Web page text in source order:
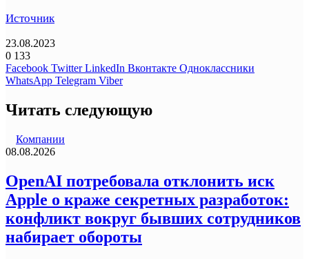
Источник
23.08.2023
0 133
Facebook Twitter LinkedIn Вконтакте Одноклассники
WhatsApp Telegram Viber
Читать следующую
Компании
08.08.2026
OpenAI потребовала отклонить иск
Apple о краже секретных разработок:
конфликт вокруг бывших сотрудников
набирает обороты